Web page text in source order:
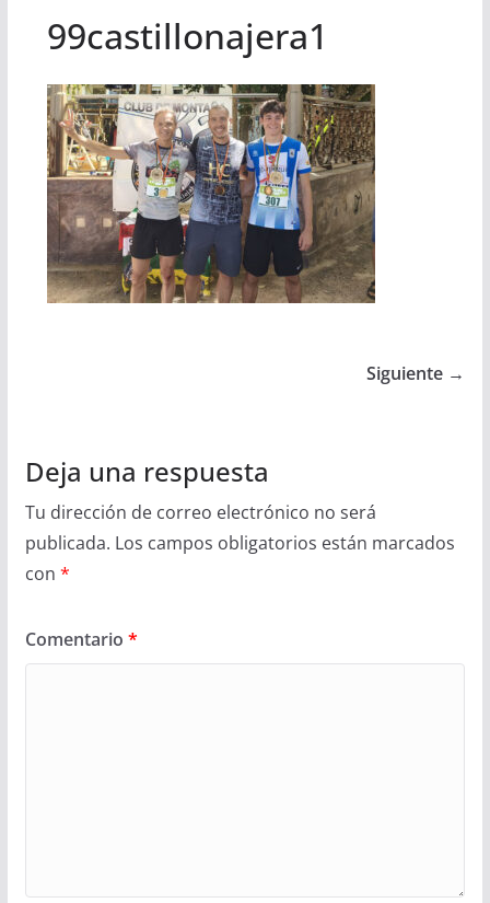
99castillonajera1
Siguiente →
Deja una respuesta
Tu dirección de correo electrónico no será
publicada. Los campos obligatorios están marcados
con *
Comentario *